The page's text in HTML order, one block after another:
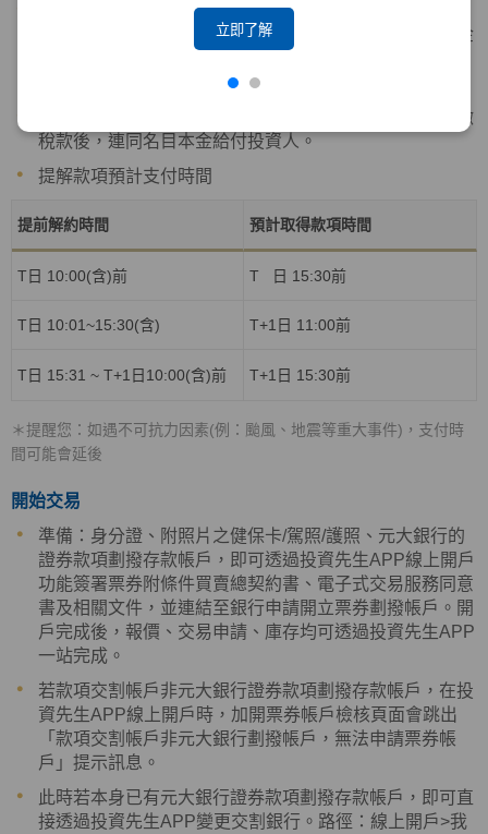
立即了解
提解金額最低為新臺幣10萬元，僅能為新臺幣10萬元的
倍數，最多不可超過全部名目本金，且提解後的名目本金
整之情況下，僅能申請全部提解，而不得僅為一部提解。
領回利息按持有期間以解約時之報價計算，並減去應扣繳
稅款後，連同名目本金給付投資人。
提解款項預計支付時間
提前解約時間 預計取得款項時間
T日 10:00(含)前 T 日 15:30前
T日 10:01~15:30(含) T+1日 11:00前
T日 15:31 ~ T+1 日 10:00(含)前 T+1日 15:30前
＊提醒您：如遇不可抗力因素(例：颱風、地震等重大事件)，支付時
間可能會延後
開始交易
準備：身分證、附照片之健保卡/駕照/護照、元大銀行的
證券款項劃撥存款帳戶，即可透過投資先生APP線上開戶
功能簽署票券附條件買賣總契約書、電子式交易服務同意
書及相關文件，並連結至銀行申請開立票券劃撥帳戶。開
戶完成後，報價、交易申請、庫存均可透過投資先生APP
一站完成。
若款項交割帳戶非元大銀行證券款項劃撥存款帳戶，在投
資先生APP線上開戶時，加開票券帳戶檢核頁面會跳出
「款項交割帳戶非元大銀行劃撥帳戶，無法申請票券帳
戶」提示訊息。
此時若本身已有元大銀行證券款項劃撥存款帳戶，即可直
接透過投資先生APP變更交割銀行。路徑：線上開戶>我